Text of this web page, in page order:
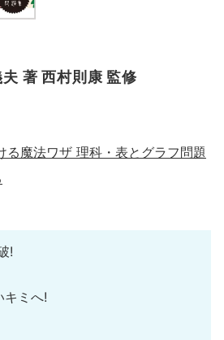
著 西村則康 監修
る魔法ワザ 理科・表とグラフ問題
!
キミへ!